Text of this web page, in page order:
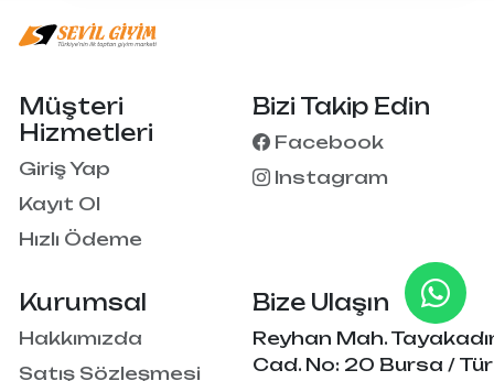
Kurumsal
Hakkımızda
Satış Sözleşmesi
Müşteri
Hizmetleri
Giriş Yap
Kayıt Ol
Hızlı Ödeme
Bizi Takip Edin
Facebook
Instagram
Bize Ulaşın
Reyhan Mah.
Cad. No: 20 Bursa /